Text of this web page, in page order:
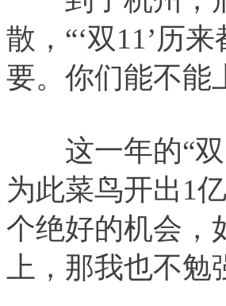
散，“‘双11’历
要。你们能不能
这一年的“双
为此菜鸟开出1
个绝好的机会，
上，那我也不